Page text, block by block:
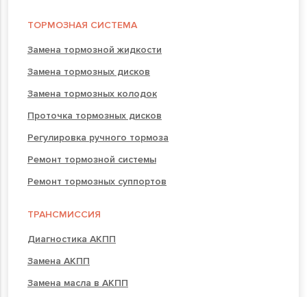
ТОРМОЗНАЯ СИСТЕМА
Замена тормозной жидкости
Замена тормозных дисков
Замена тормозных колодок
Проточка тормозных дисков
Регулировка ручного тормоза
Ремонт тормозной системы
Ремонт тормозных суппортов
ТРАНСМИССИЯ
Диагностика АКПП
Замена АКПП
Замена масла в АКПП